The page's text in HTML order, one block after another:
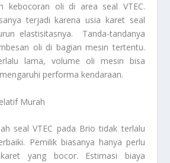
kebocoran oli di area seal VTEC.
terjadi karena usia karet seal
elastisitasnya. Tanda-tandanya
oli di bagian mesin tertentu.
lama, volume oli mesin bisa
performa kendaraan.
Murah
seal VTEC pada Brio tidak terlalu
Pemilik biasanya hanya perlu
yang bocor. Estimasi biaya